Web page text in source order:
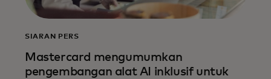
SIARAN PERS
Mastercard mengumumkan
pengembangan alat AI inklusif untuk